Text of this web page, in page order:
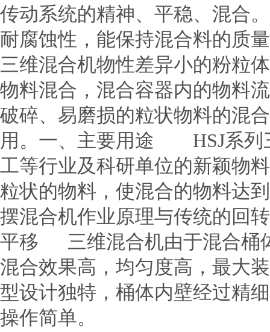
传动系统的精神、平稳、混合
耐腐蚀性，能保持混合料的质
三维混合机物性差异小的粉粒
物料混合，混合容器内的物料
破碎、易磨损的粒状物料的混
用。一、主要用途 HSJ系列
工等行业及科研单位的新颖物
粒状的物料，使混合的物料
摆混合机作业原理与传统的回
平移 三维混合机由于混合桶
混合效果高，均匀度高，最大
型设计独特，桶体内壁经过精
操作简单。